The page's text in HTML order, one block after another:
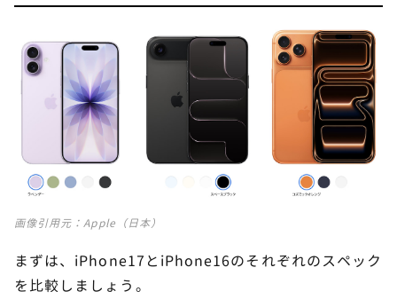
iPhone17シリーズは待つべきですか？
iPhone17シリーズとiPhone16シリーズの防水・防
塵性能は？
6
カメラ機能やバッテリーに不満がある人は
iPhone17へ乗り換えをおすすめ
画像引用元：Apple（日本）
まずは、iPhone17とiPhone16のそれぞれのスペック
を比較しましょう。